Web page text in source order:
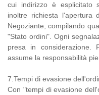
cui indirizzo è esplicitato
inoltre richiesta l'apertura
Negoziante, compilando
"Stato ordini". Ogni
presa in considerazione.
assume la responsabilità
7.Tempi di evasione
Con "tempi di evasione